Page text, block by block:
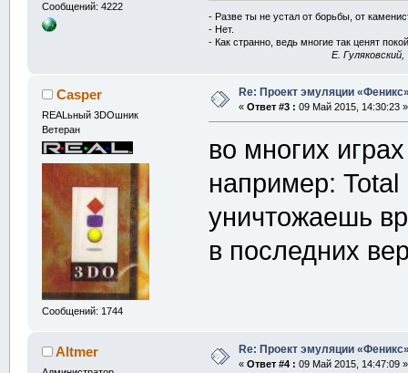
Сообщений: 4222
- Разве ты не устал от борьбы, от
- Нет.
- Как странно, ведь многие так ценят
E.
Casper
REALьный 3DOшник
Ветеран
Сообщений: 1744
Re: Проект эмуляции
« Ответ #3 : 09 Май 2015, 14:30:23 »
во многих
например:
уничтожаешь
в последних
Altmer Re: Проект эмуляции
« Ответ #4 : 09 Май 2015, 14:47:09 »